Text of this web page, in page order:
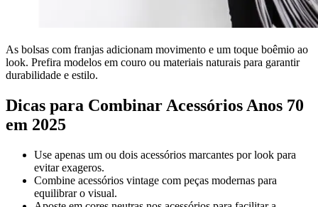
As bolsas com franjas adicionam movimento e um toque boêmio ao
look. Prefira modelos em couro ou materiais naturais para garantir
durabilidade e estilo.
Dicas para Combinar Acessórios Anos 70
em 2025
Use apenas um ou dois acessórios marcantes por look para
evitar exageros.
Combine acessórios vintage com peças modernas para
equilibrar o visual.